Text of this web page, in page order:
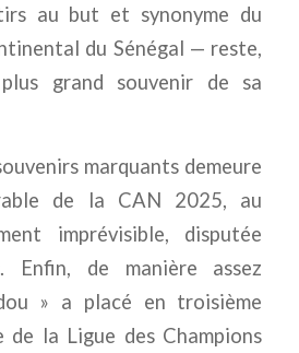
au but et synonyme du
du Sénégal — reste,
grand souvenir de sa
marquants demeure
de la CAN 2025, au
imprévisible, disputée
Enfin, de manière assez
» a placé en troisième
la Ligue des Champions